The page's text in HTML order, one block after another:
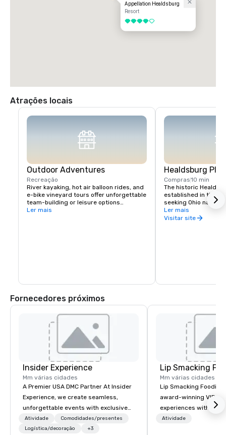
Appellation Healdsburg
Resort
4 de 5
Atrações locais
Outdoor Adventures
Recreação
River kayaking, hot air balloon rides, and
e-bike vineyard tours offer unforgettable
team-building or leisure options
Ler mais
Healdsburg
Compras10 min
The historic
established in the
seeking Ohio native
vital touchpoint for
immense
Ler mais
Visitar site
Fornecedores próximos
Insider Experience
Mm várias cidades
A Premier USA DMC Partner At Insider
Experience, we create seamless,
unforgettable events with exclusive
access to premium venues, world-
class entertainment, and VIP sporting
Atividade
Comodidades/presentes
Logística/decoração
+3
Lip Smacking
Mm várias cidades
Lip Smacking Foodie
award-winning VIP
experiences with
restaurants
Atividade